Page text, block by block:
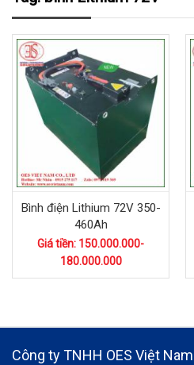
Bình điện Lithium 72V 350-
460Ah
Giá tiền: 150.000.000-
180.000.000
Công ty TNHH OES Việt Nam